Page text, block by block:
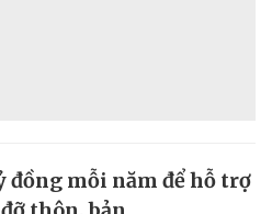
đồng mỗi năm để hỗ trợ